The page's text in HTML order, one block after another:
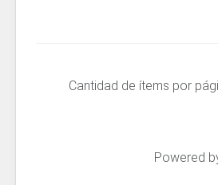
Cantidad de ítems por
Powered